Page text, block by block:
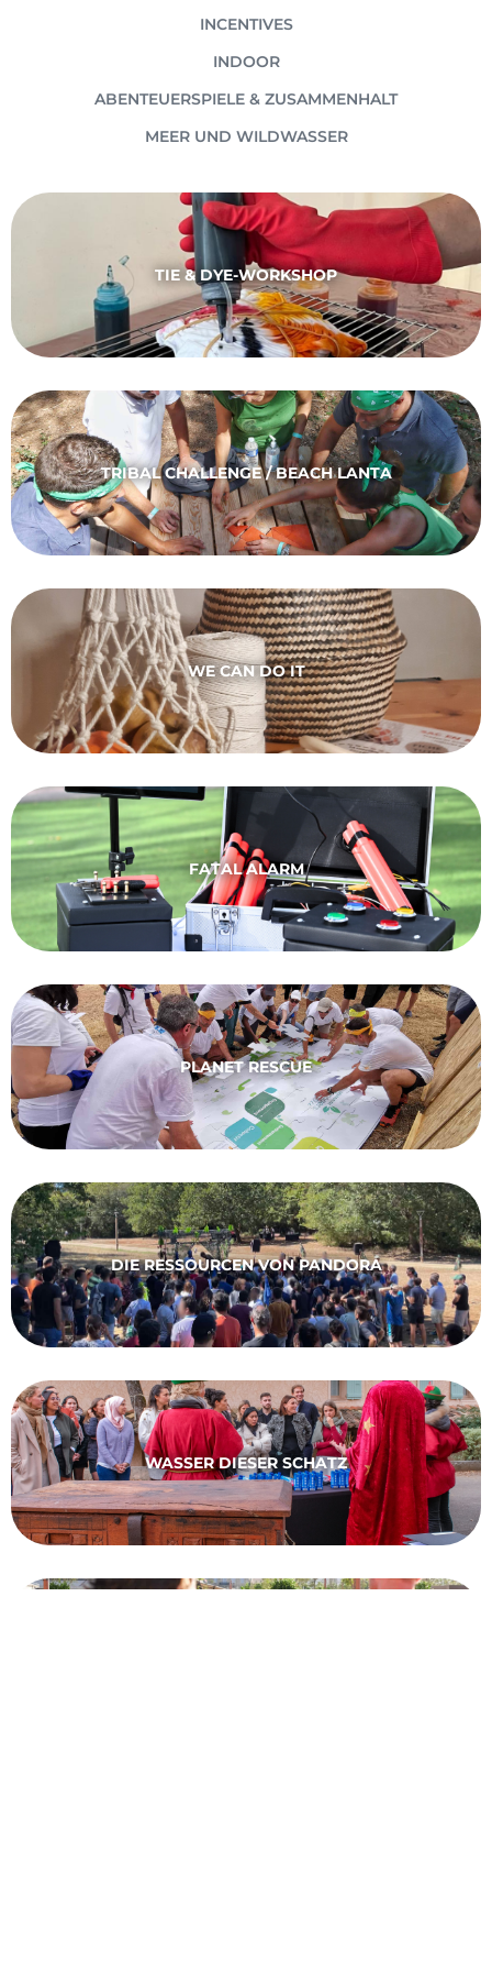
INCENTIVES
INDOOR
ABENTEUERSPIELE & ZUSAMMENHALT
MEER UND WILDWASSER
TIE & DYE-WORKSHOP
TRIBAL CHALLENGE / BEACH LANTA
WE CAN DO IT
FATAL ALARM
PLANET RESCUE
DIE RESSOURCEN VON PANDORA
WASSER DIESER SCHATZ